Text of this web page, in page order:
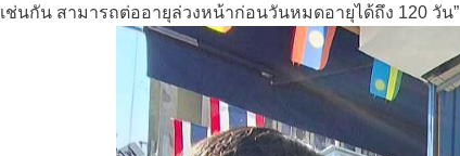
เช่นกัน สามารถต่ออายุล่วงหน้าก่อนวันหมดอายุได้ถึง 120 วัน”